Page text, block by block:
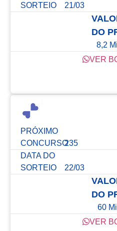
SORTEIO
21/03
DO
8,2
VER
PRÓXIMO
CONCURSO235
DATA DO
SORTEIO
22/03
DO
60
VER